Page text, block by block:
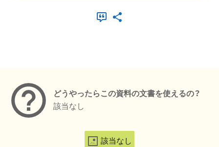
どうやったらこの資料の文書を使えるの？
該当なし
該当なし